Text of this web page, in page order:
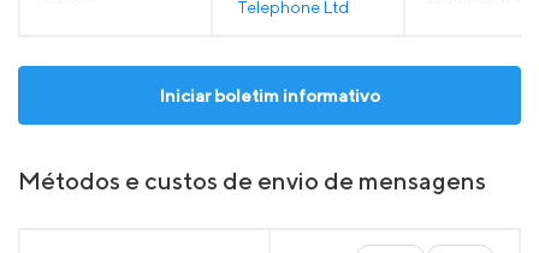
Telephone Ltd
Iniciar boletim informativo
Métodos e custos de envio de mensagens